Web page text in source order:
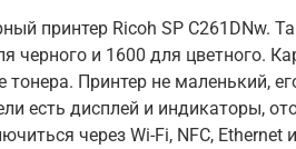
принтер Ricoh SP C261DNw.
черного и 1600 для цветного.
Принтер не маленький,
есть дисплей и индикаторы,
через Wi-Fi, NFC, Ethernet